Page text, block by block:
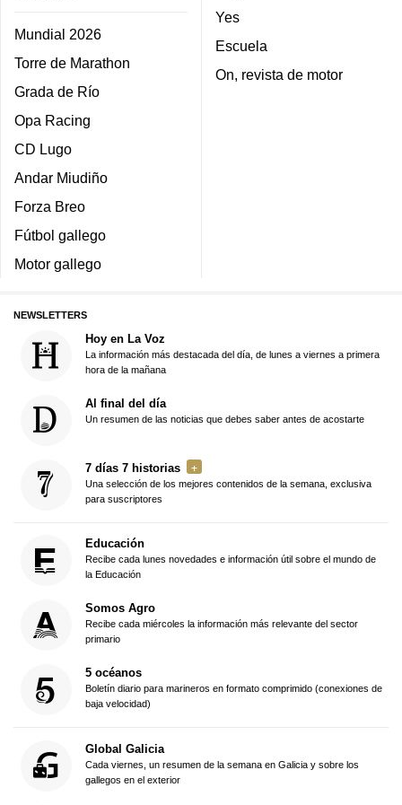
Mundial 2026
Torre de Marathon
Grada de Río
Opa Racing
CD Lugo
Andar Miudiño
Forza Breo
Fútbol gallego
Motor gallego
Yes
Escuela
On, revista de motor
NEWSLETTERS
Hoy en La Voz
La información más destacada del día, de lunes a viernes a primera
hora de la mañana
Al final del día
Un resumen de las noticias que debes saber antes de acostarte
7 días 7 historias
Una selección de los mejores contenidos de la semana, exclusiva
para suscriptores
Educación
Recibe cada lunes novedades e información útil sobre el mundo de
la Educación
Somos Agro
Recibe cada miércoles la información más relevante del sector
primario
5 océanos
Boletín diario para marineros en formato comprimido (conexiones de
baja velocidad)
Global Galicia
Cada viernes, un resumen de la semana en Galicia y sobre los
gallegos en el exterior